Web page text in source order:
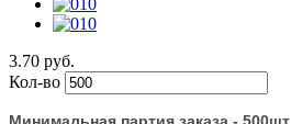
3.70 руб.
Кол-во